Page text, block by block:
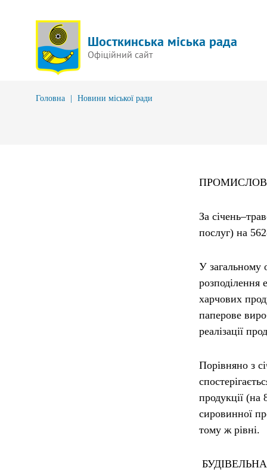
Шосткинська міська рада
Офіційний сайт
Головна Новини міської ради
За
послуг) на
У загальному
розподілення
харчових
паперове
реалізації
Порівняно з
продукції (на
сировинної
тому ж рівні.